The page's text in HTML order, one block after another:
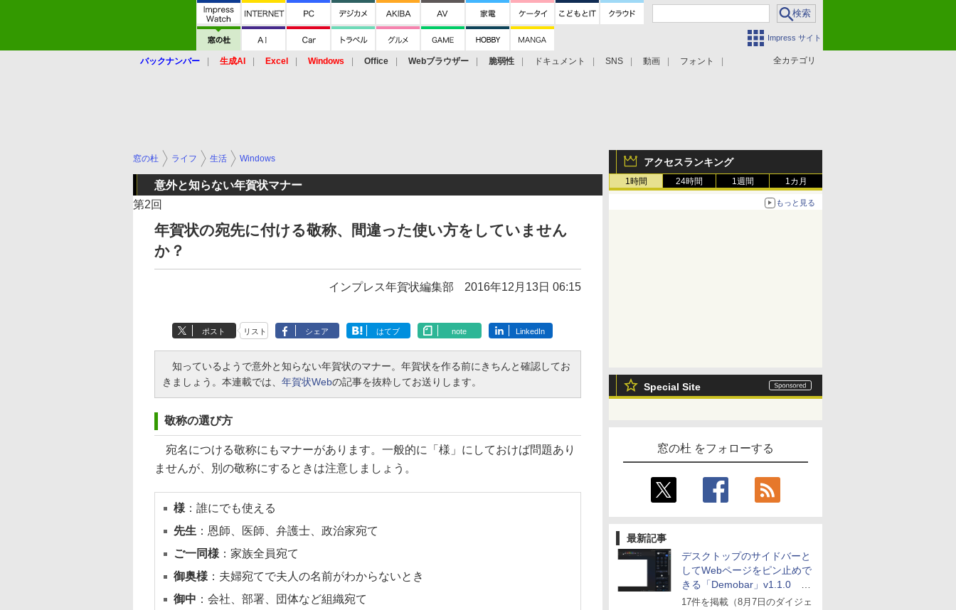
Impress サイト
全カテゴリ
バックナンバー 生成AI Excel Windows Office Webブラウザー 脆弱性 ドキュメント SNS 動画 フォント
アクセスランキング
1時間 24時間 1週間 1カ月
もっと見る
Special Site
窓の杜 をフォローする
最新記事
デスクトップのサイドバーと
してWebページをピン止めで
きる「Demobar」v1.1.0 ほ
か
17件を掲載（8月7日のダイジェ
窓の杜 ライフ 生活 Windows
意外と知らない年賀状マナー
第2回
年賀状の宛先に付ける敬称、間違った使い方をしていません
か？
インプレス年賀状編集部 2016年12月13日 06:15
ポスト リスト シェア はてブ note LinkedIn
知っているようで意外と知らない年賀状のマナー。年賀状を作る前にきちんと確認してお
きましょう。本連載では、 年賀状Webの記事を抜粋してお送りします。
敬称の選び方
宛名につける敬称にもマナーがあります。一般的に「様」にしておけば問題あり
ませんが、別の敬称にするときは注意しましょう。
様 ：誰にでも使える
先生 ：恩師、医師、弁護士、政治家宛て
ご一同様 ：家族全員宛て
御奥様 ：夫婦宛てで夫人の名前がわからないとき
御中 ：会社、部署、団体など組織宛て